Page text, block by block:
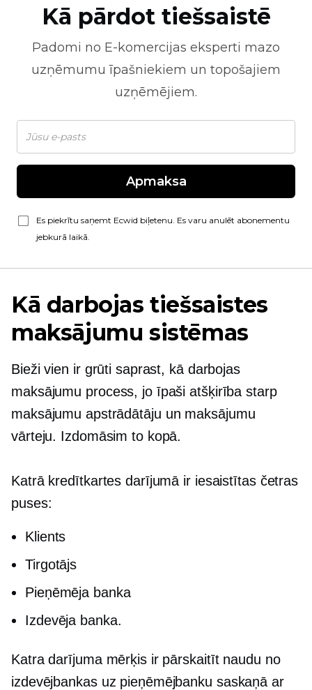
Kā pārdot tiešsaistē
Padomi no E-komercijas eksperti mazo
uzņēmumu īpašniekiem un topošajiem
uzņēmējiem.
Apmaksa
Es piekrītu saņemt Ecwid biļetenu. Es varu anulēt abonementu
jebkurā laikā.
Kā darbojas tiešsaistes
maksājumu sistēmas
Bieži vien ir grūti saprast, kā darbojas
maksājumu process, jo īpaši atšķirība starp
maksājumu apstrādātāju un maksājumu
vārteju. Izdomāsim to kopā.
Katrā kredītkartes darījumā ir iesaistītas četras
puses:
Klients
Tirgotājs
Pieņēmēja banka
Izdevēja banka.
Katra darījuma mērķis ir pārskaitīt naudu no
izdevējbankas uz pieņēmējbanku saskaņā ar